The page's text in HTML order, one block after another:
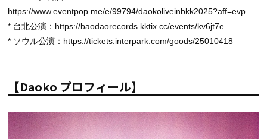
https://www.eventpop.me/e/99794/daokoliveinbkk2025?aff=evp
* 台北公演： https://baodaorecords.kktix.cc/events/kv6jt7e
* ソウル公演： https://tickets.interpark.com/goods/25010418
【Daoko プロフィール】